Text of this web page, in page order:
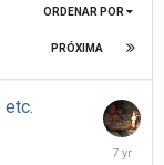
ORDENAR POR
PRÓXIMA
etc.
March